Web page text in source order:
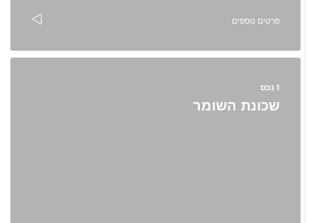
פרטים נוספים
שכונת השומר